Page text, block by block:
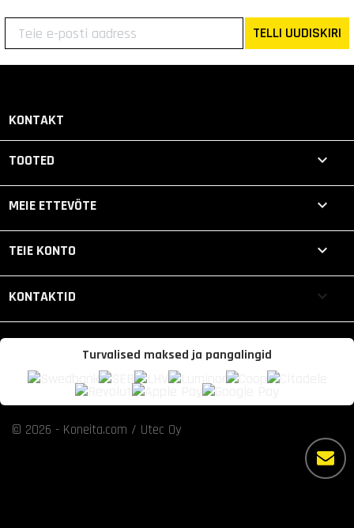
TELLI UUDISKIRI
KONTAKT
TOOTED 
MEIE ETTEVÕTE 
TEIE KONTO 
KONTAKTID keyboard_arrow_down
Turvalised maksed ja pangalingid
© 2026 - Koneita.com / Utec Oy